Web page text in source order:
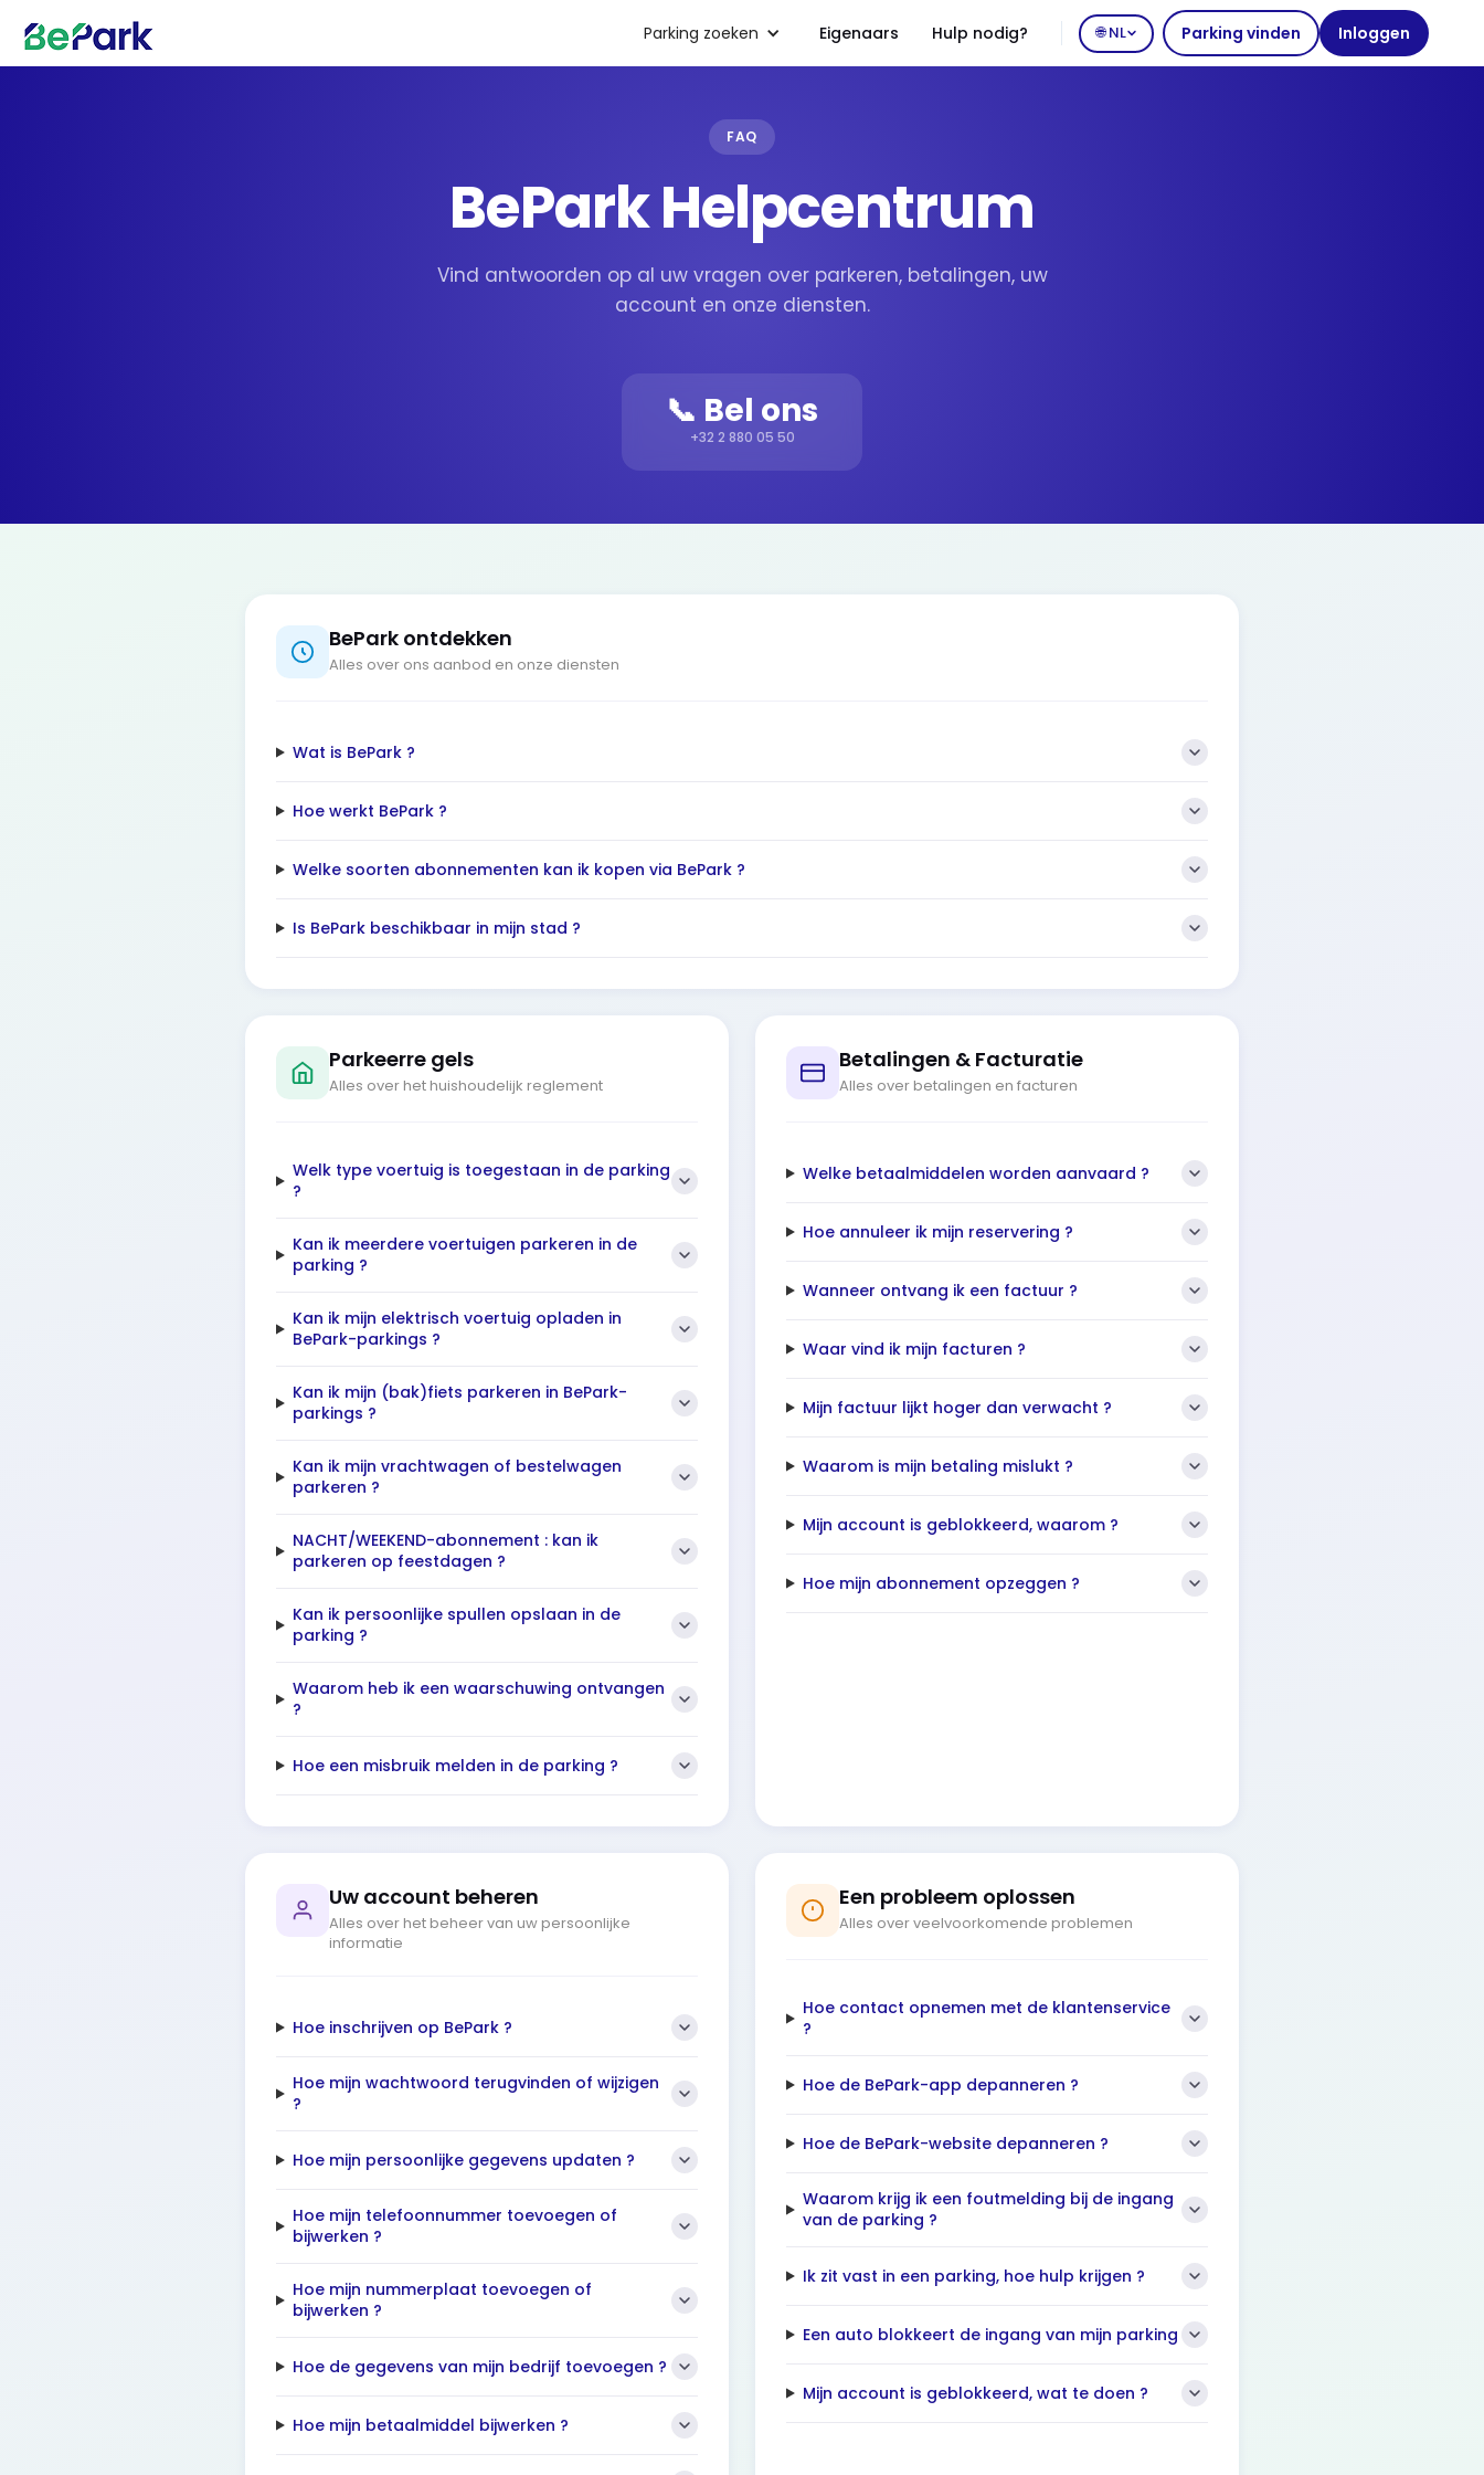
Parking zoeken Eigenaars Hulp nodig? 🌐 NL Parking vinden Inloggen
FAQ
BePark Helpcentrum
Vind antwoorden op al uw vragen over parkeren, betalingen, uw
account en onze diensten.
📞 Bel ons
+32 2 880 05 50
BePark ontdekken
Alles over ons aanbod en onze diensten
Wat is BePark ?
Hoe werkt BePark ?
Welke soorten abonnementen kan ik kopen via BePark ?
Is BePark beschikbaar in mijn stad ?
Parkeerre gels
Alles over het huishoudelijk reglement
Welk type voertuig is toegestaan in de parking
?
Kan ik meerdere voertuigen parkeren in de
parking ?
Kan ik mijn elektrisch voertuig opladen in
BePark-parkings ?
Kan ik mijn (bak)fiets parkeren in BePark-
parkings ?
Kan ik mijn vrachtwagen of bestelwagen
parkeren ?
NACHT/WEEKEND-abonnement : kan ik
parkeren op feestdagen ?
Kan ik persoonlijke spullen opslaan in de
parking ?
Waarom heb ik een waarschuwing ontvangen
?
Hoe een misbruik melden in de parking ?
Betalingen & Facturatie
Alles over betalingen en facturen
Welke betaalmiddelen worden aanvaard ?
Hoe annuleer ik mijn reservering ?
Wanneer ontvang ik een factuur ?
Waar vind ik mijn facturen ?
Mijn factuur lijkt hoger dan verwacht ?
Waarom is mijn betaling mislukt ?
Mijn account is geblokkeerd, waarom ?
Hoe mijn abonnement opzeggen ?
Uw account beheren
Alles over het beheer van uw persoonlijke
informatie
Hoe inschrijven op BePark ?
Hoe mijn wachtwoord terugvinden of wijzigen
?
Hoe mijn persoonlijke gegevens updaten ?
Hoe mijn telefoonnummer toevoegen of
bijwerken ?
Hoe mijn nummerplaat toevoegen of
bijwerken ?
Hoe de gegevens van mijn bedrijf toevoegen ?
Hoe mijn betaalmiddel bijwerken ?
Een probleem oplossen
Alles over veelvoorkomende problemen
Hoe contact opnemen met de klantenservice
?
Hoe de BePark-app depanneren ?
Hoe de BePark-website depanneren ?
Waarom krijg ik een foutmelding bij de ingang
van de parking ?
Ik zit vast in een parking, hoe hulp krijgen ?
Een auto blokkeert de ingang van mijn parking
Mijn account is geblokkeerd, wat te doen ?